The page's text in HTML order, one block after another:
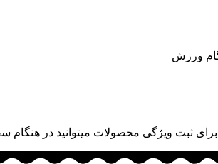
ورزش
برای ثبت ویژگی محصولات میتوانید در